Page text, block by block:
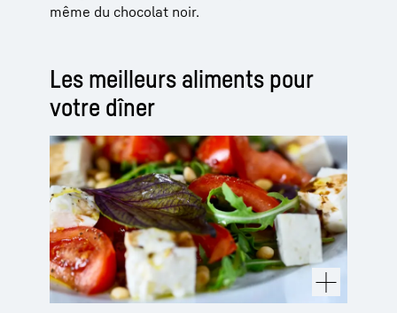
même du chocolat noir.
Les meilleurs aliments pour
votre dîner